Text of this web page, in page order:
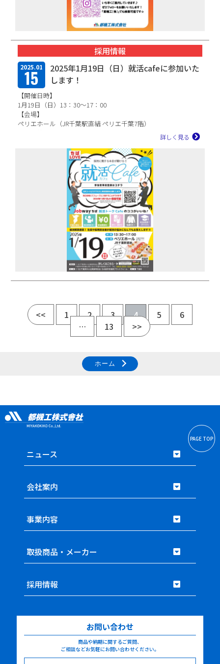
採用情報
2025.01
15
2025年1月19日（日）就活cafeに参加いた
します！
【開催日時】
1月19日（日）13：30～17：00
【会場】
ペリエホール（JR千葉駅直結 ペリエ千葉7階）
詳しく見る
<< 1 2 3 4 5
6
…
13 >>
ホーム
PAGE TOP
ニュース
会社案内
事業内容
取扱商品・メーカー
採用情報
お問い合わせ
商品や納期に関するご質問、
ご相談などお気軽にお問い合わせください。